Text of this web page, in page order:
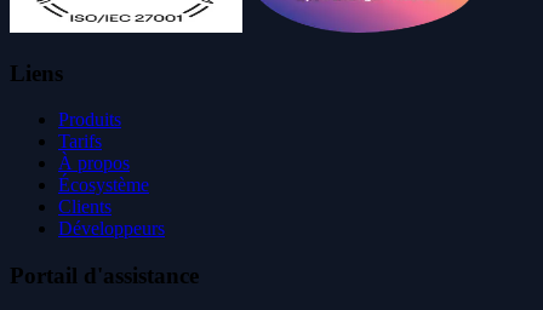
Liens
Produits
Tarifs
À propos
Écosystème
Clients
Développeurs
Portail d'assistance